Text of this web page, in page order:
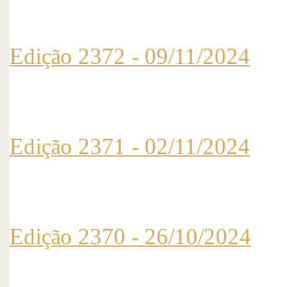
Edição 2372 - 09/11/2024
Edição 2371 - 02/11/2024
Edição 2370 - 26/10/2024